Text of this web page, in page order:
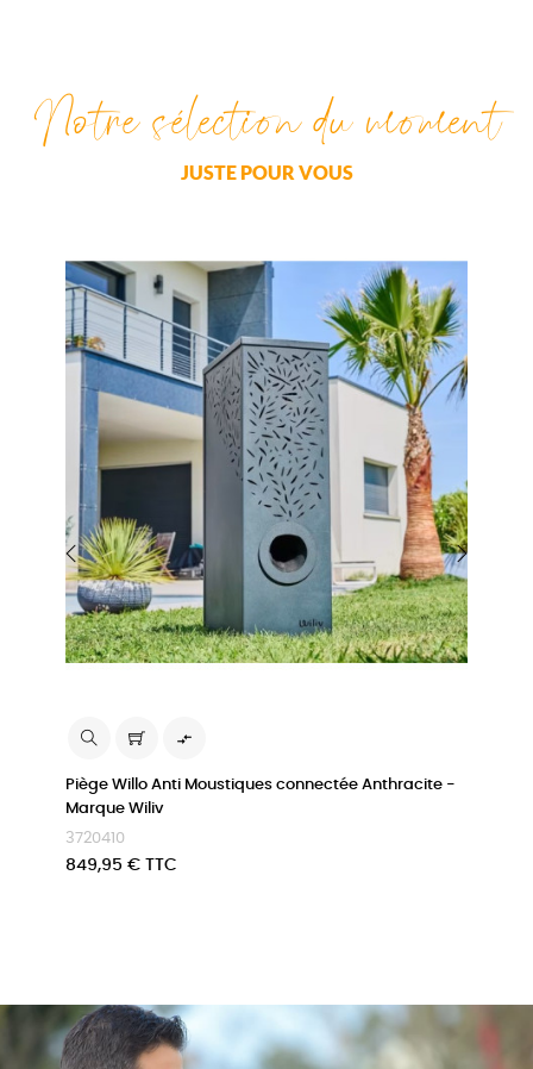
notre sélection du moment
JUSTE POUR VOUS

Piège Willo Anti Moustiques connectée Anthracite -
Marque Wiliv
3720410
Prix
849,95 € TTC
‹ ›